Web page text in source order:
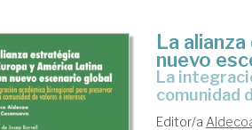
La
nuevo
La integración académica birregional para preservar nuestra
comunidad
Editor/a